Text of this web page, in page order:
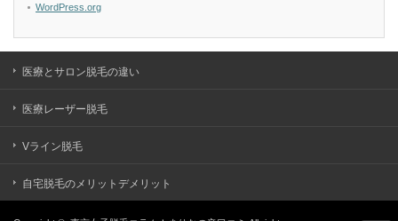
WordPress.org
医療とサロン脱毛の違い
医療レーザー脱毛
Vライン脱毛
自宅脱毛のメリットデメリット